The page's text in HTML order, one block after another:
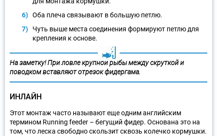
Оба плеча связывают в большую петлю.
Чуть выше места соединения формируют петлю для
крепления к основе.
На заметку! При ловле крупной рыбы между скруткой и
поводком вставляют отрезок фидергама.
ИНЛАЙН
Этот монтаж часто называют еще одним английским
термином Running feeder – бегущий фидер. Основана это на
том, что леска свободно скользит сквозь колечко кормушки.